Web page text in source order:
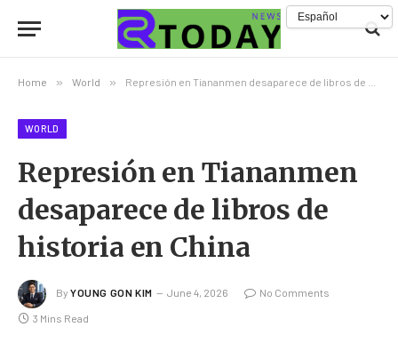
Home » World » Represión en Tiananmen desaparece de libros de historia en China
WORLD
Represión en Tiananmen
desaparece de libros de
historia en China
By YOUNG GON KIM June 4, 2026 No Comments
3 Mins Read